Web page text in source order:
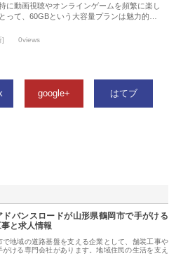
に動画視聴やオンラインゲームを頻繁に楽し
って、60GBという大容量プランは魅力的…
] 0views
google+ はてブ
ドバンスロードが山形県鶴岡市で手がける
と求人情報
で地域の道路基盤を支える企業として、舗装工事や
がける専門会社があります。地域住民の生活を支え